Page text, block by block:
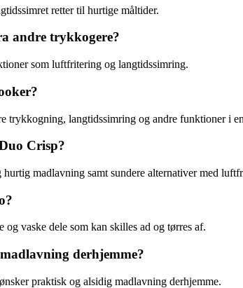
retter til hurtige måltider.
andre trykkogere?
som luftfritering og langtidssimring.
trykkogning, langtidssimring og andre funktioner i
Crisp?
madlavning samt sundere alternativer med
vaske dele som kan skilles ad og tørres af.
derhjemme?
praktisk og alsidig madlavning derhjemme.